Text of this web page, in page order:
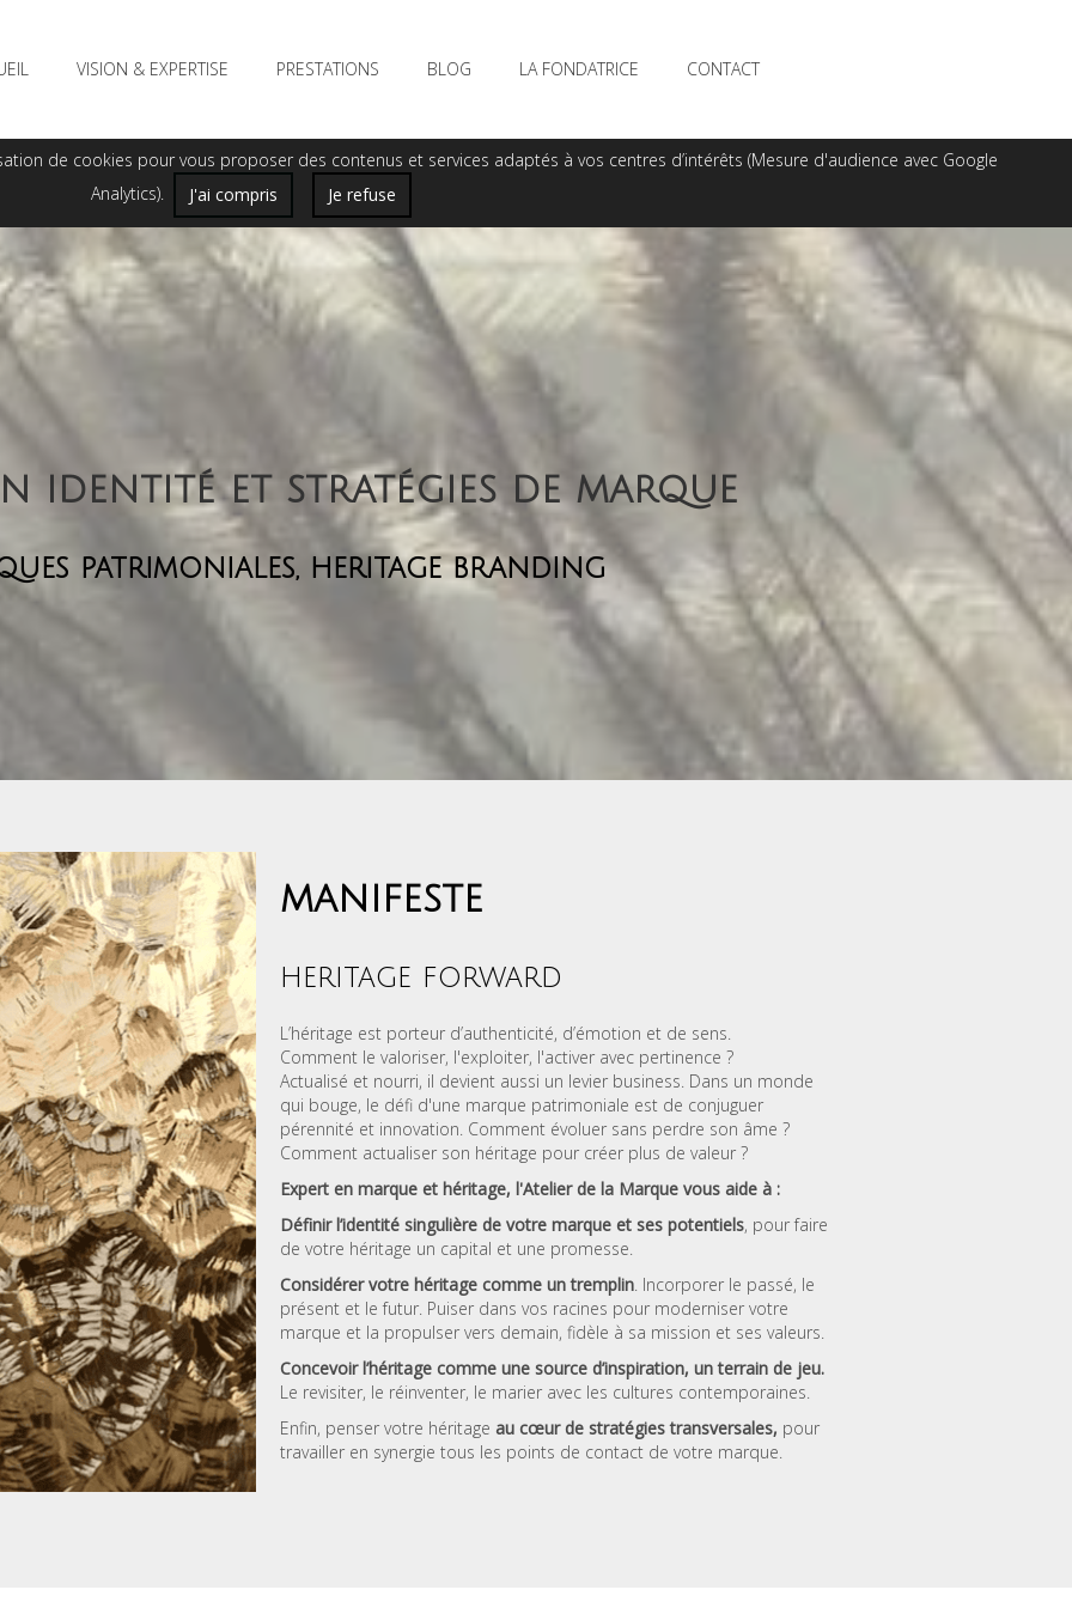
de cookies pour vous proposer des contenus et services adaptés à vos centres d’intérêts (Mesure d'audience avec Google
Analytics).
J'ai compris Je refuse
VISION & EXPERTISE PRESTATIONS BLOG LA FONDATRICE CONTACT
identité et stratégies de marque
patrimoniales, heritage branding
manifeste
heritage forward
L’héritage est porteur d’authenticité, d’émotion et de sens.
Comment le valoriser, l'exploiter, l'activer avec pertinence ?
Actualisé et nourri, il devient aussi un levier business. Dans un monde
qui bouge, le défi d'une marque patrimoniale est de conjuguer
pérennité et innovation. Comment évoluer sans perdre son âme ?
Comment actualiser son héritage pour créer plus de valeur ?
Expert en marque et héritage, l'Atelier de la Marque vous aide à :
Définir l’identité singulière de votre marque et ses potentiels, pour faire
de votre héritage un capital et une promesse.
Considérer votre héritage comme un tremplin. Incorporer le passé, le
présent et le futur. Puiser dans vos racines pour moderniser votre
marque et la propulser vers demain, fidèle à sa mission et ses valeurs.
Concevoir l’héritage comme une source d’inspiration, un terrain de jeu.
Le revisiter, le réinventer, le marier avec les cultures contemporaines.
Enfin, penser votre héritage au cœur de stratégies transversales, pour
travailler en synergie tous les points de contact de votre marque.